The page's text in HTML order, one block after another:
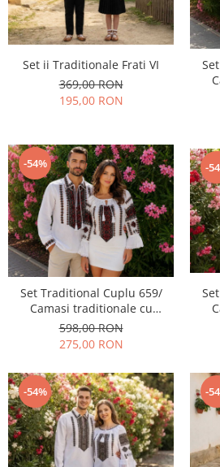
Tricouri
Rochii traditionale
Costume populare
Fote & Catrinte
Incaltaminte
Jucarii
Set ii Traditionale Frati VI
369,00 RON
195,00 RON
-54%
Set Traditional Cuplu 659/
Camasi traditionale cu
broderie
598,00 RON
275,00 RON
-
-54% -